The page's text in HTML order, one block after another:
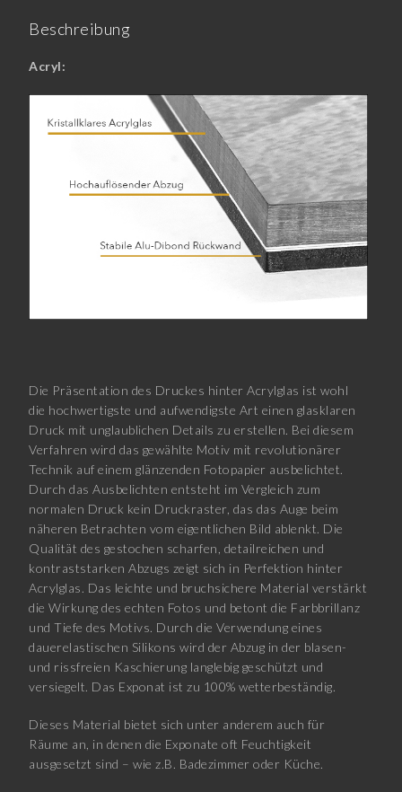
Beschreibung
Acryl:
Die Präsentation des Druckes hinter Acrylglas ist wohl
die hochwertigste und aufwendigste Art einen glasklaren
Druck mit unglaublichen Details zu erstellen. Bei diesem
Verfahren wird das gewählte Motiv mit revolutionärer
Technik auf einem glänzenden Fotopapier ausbelichtet.
Durch das Ausbelichten entsteht im Vergleich zum
normalen Druck kein Druckraster, das das Auge beim
näheren Betrachten vom eigentlichen Bild ablenkt. Die
Qualität des gestochen scharfen, detailreichen und
kontraststarken Abzugs zeigt sich in Perfektion hinter
Acrylglas. Das leichte und bruchsichere Material verstärkt
die Wirkung des echten Fotos und betont die Farbbrillanz
und Tiefe des Motivs. Durch die Verwendung eines
dauerelastischen Silikons wird der Abzug in der blasen-
und rissfreien Kaschierung langlebig geschützt und
versiegelt. Das Exponat ist zu 100% wetterbeständig.
Dieses Material bietet sich unter anderem auch für
Räume an, in denen die Exponate oft Feuchtigkeit
ausgesetzt sind – wie z.B. Badezimmer oder Küche.